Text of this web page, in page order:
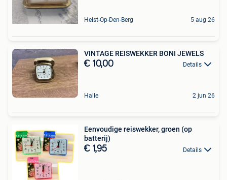
Heist-Op-Den-Berg 5 aug 26
VINTAGE REISWEKKER BONI JEWELS
€ 10,00 Details
Halle 2 jun 26
Eenvoudige reiswekker, groen (op
batterij)
€ 1,95 Details